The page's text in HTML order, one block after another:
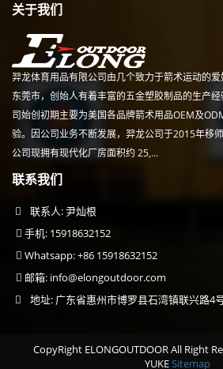
关于我们
羿龙体育用品有限公司由几个致力于箭术运动的
东莞市，创始人有着丰富的五金塑胶制品的生产
司始创初期主要为美国各品牌箭术用品OEM及
验。因公司业务不断发展，羿龙公司于2015年移
公司现拥有现代化厂房面积约 25,...
联系我们
联系人: 尹灿根
手机: 15918632152
Whatsapp: +86 15918632152
邮箱: info@elongoutdoor.com
地址: 广东省惠州市博罗县石湾镇联兴路4
CopyRight ELONGOUTDOOR All Right
YUKESitemap